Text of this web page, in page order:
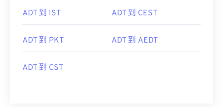
ADT 到 IST ADT 到 CEST
ADT 到 PKT ADT 到 AEDT
ADT 到 CST